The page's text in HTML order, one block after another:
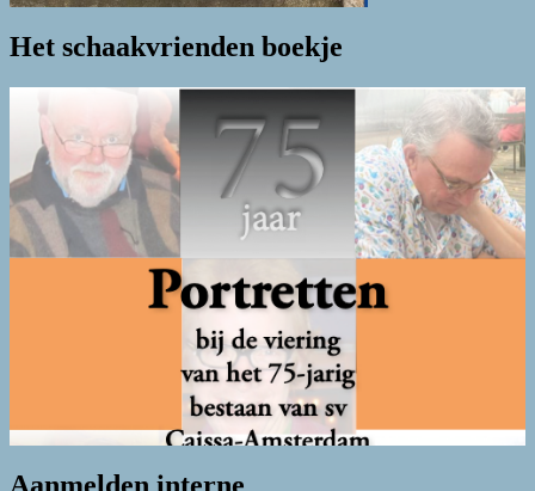
Het schaakvrienden boekje